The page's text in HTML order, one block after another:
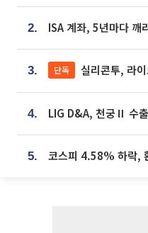
2. ISA 계좌, 5년마다 깨
3. 단독 실리콘투, 라이브커머스팀
4.
5. 코스피 4.58% 하락,